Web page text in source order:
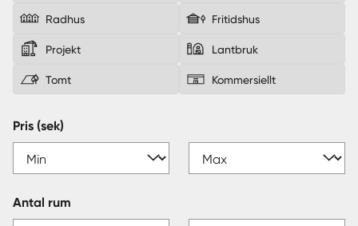
Radhus Fritidshus
Projekt Lantbruk
Tomt Kommersiellt
Pris (sek)
Antal rum